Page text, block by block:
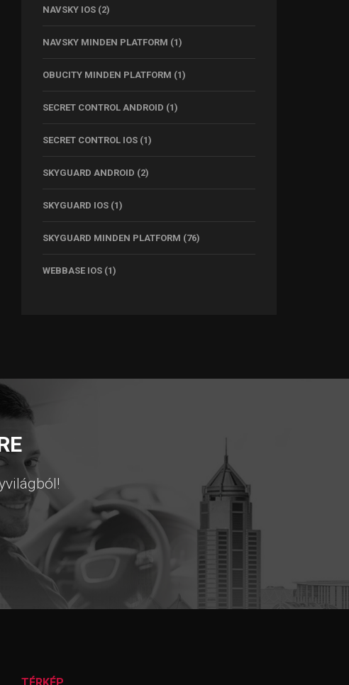
NAVSKY IOS (2)
NAVSKY MINDEN PLATFORM (1)
OBUCITY MINDEN PLATFORM (1)
SECRET CONTROL ANDROID (1)
SECRET CONTROL IOS (1)
SKYGUARD ANDROID (2)
SKYGUARD IOS (1)
SKYGUARD MINDEN PLATFORM (76)
WEBBASE IOS (1)